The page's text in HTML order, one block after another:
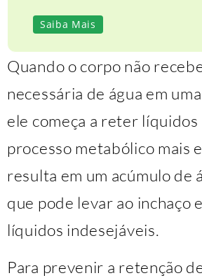
Saiba Mais
Quando o corpo não
necessária de água em
ele começa a reter
processo metabólico mais
resulta em um acúmulo de
que pode levar ao inchaço
líquidos indesejáveis.
Para prevenir a retenção